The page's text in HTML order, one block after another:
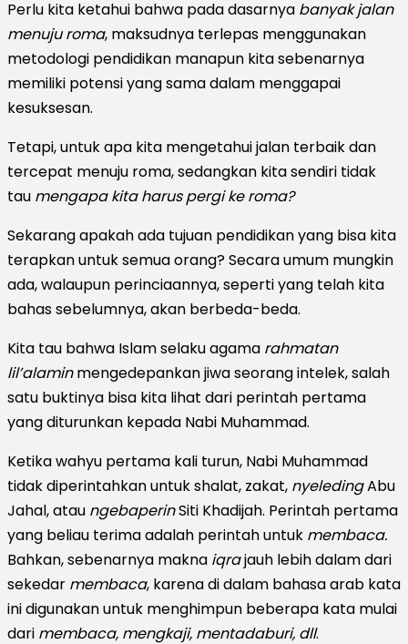
Perlu kita ketahui bahwa pada dasarnya banyak jalan
menuju roma, maksudnya terlepas menggunakan
metodologi pendidikan manapun kita sebenarnya
memiliki potensi yang sama dalam menggapai
kesuksesan.
Tetapi, untuk apa kita mengetahui jalan terbaik dan
tercepat menuju roma, sedangkan kita sendiri tidak
tau mengapa kita harus pergi ke roma?
Sekarang apakah ada tujuan pendidikan yang bisa kita
terapkan untuk semua orang? Secara umum mungkin
ada, walaupun perinciaannya, seperti yang telah kita
bahas sebelumnya, akan berbeda-beda.
Kita tau bahwa Islam selaku agama rahmatan
lil’alaminmengedepankan jiwa seorang intelek, salah
satu buktinya bisa kita lihat dari perintah pertama
yang diturunkan kepada Nabi Muhammad.
Ketika wahyu pertama kali turun, Nabi Muhammad
tidak diperintahkan untuk shalat, zakat, nyeledingAbu
Jahal, atau ngebaperinSiti Khadijah. Perintah pertama
yang beliau terima adalah perintah untuk membaca.
Bahkan, sebenarnya makna iqrajauh lebih dalam dari
sekedar membaca, karena di dalam bahasa arab kata
ini digunakan untuk menghimpun beberapa kata mulai
dari membaca, mengkaji, mentadaburi, dll.